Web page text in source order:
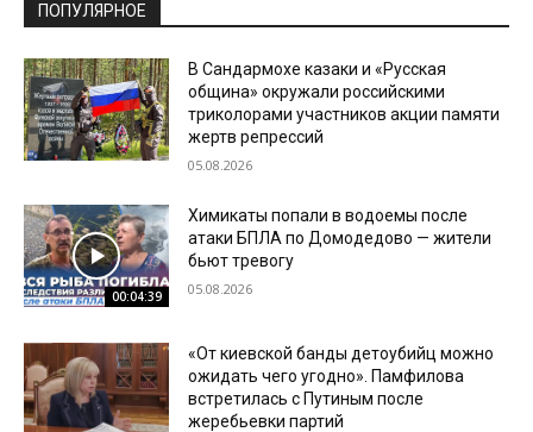
ПОПУЛЯРНОЕ
В Сандармохе казаки и «Русская
община» окружали российскими
триколорами участников акции памяти
жертв репрессий
05.08.2026
00:04:39
Химикаты попали в водоемы после
атаки БПЛА по Домодедово — жители
бьют тревогу
05.08.2026
«От киевской банды детоубийц можно
ожидать чего угодно». Памфилова
встретилась с Путиным после
жеребьевки партий